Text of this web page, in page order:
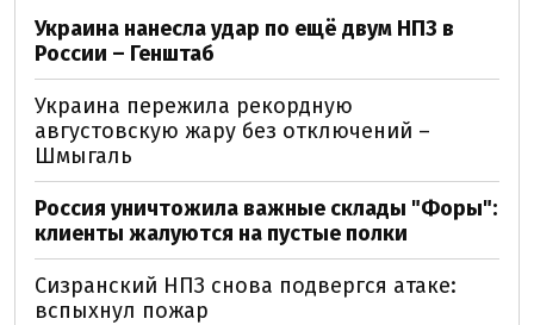
Украина нанесла удар по ещё двум НПЗ в
России – Генштаб
Украина пережила рекордную
августовскую жару без отключений –
Шмыгаль
Россия уничтожила важные склады "Форы":
клиенты жалуются на пустые полки
Сизранский НПЗ снова подвергся атаке:
вспыхнул пожар